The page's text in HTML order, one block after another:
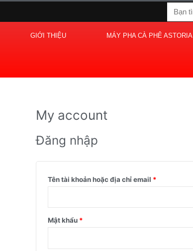
Tìm
kiếm
GIỚI THIỆU MÁY PHA CÀ PHÊ ASTORIA
My account
Đăng nhập
Tên tài khoản hoặc địa chỉ email *
Mật khẩu *